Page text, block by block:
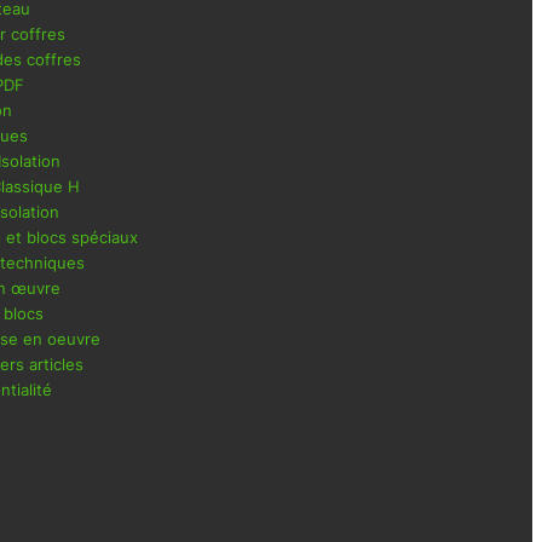
coffres
coffres
H
et blocs spéciaux
œuvre
en oeuvre
articles